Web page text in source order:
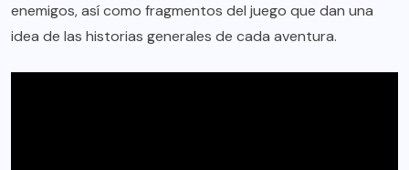
enemigos, así como fragmentos del juego que dan una
idea de las historias generales de cada aventura.